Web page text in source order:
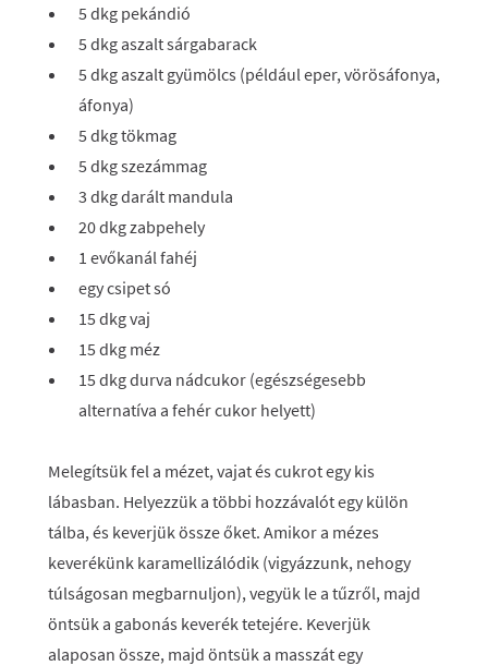
5 dkg pekándió
5 dkg aszalt sárgabarack
5 dkg aszalt gyümölcs (például eper, vörösáfonya,
áfonya)
5 dkg tökmag
5 dkg szezámmag
3 dkg darált mandula
20 dkg zabpehely
1 evőkanál fahéj
egy csipet só
15 dkg vaj
15 dkg méz
15 dkg durva nádcukor (egészségesebb
alternatíva a fehér cukor helyett)
Melegítsük fel a mézet, vajat és cukrot egy kis
lábasban. Helyezzük a többi hozzávalót egy külön
tálba, és keverjük össze őket. Amikor a mézes
keverékünk karamellizálódik (vigyázzunk, nehogy
túlságosan megbarnuljon), vegyük le a tűzről, majd
öntsük a gabonás keverék tetejére. Keverjük
alaposan össze, majd öntsük a masszát egy